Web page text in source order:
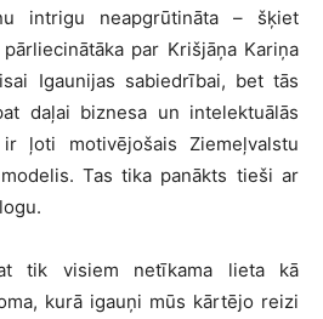
intrigu neapgrūtināta – šķiet
par Krišjāņa Kariņa
Igaunijas sabiedrībai, bet tās
daļai biznesa un intelektuālās
ļoti motivējošais Ziemeļvalstu
Tas tika panākts tieši ar
tik visiem netīkama lieta kā
kurā igauņi mūs kārtējo reizi